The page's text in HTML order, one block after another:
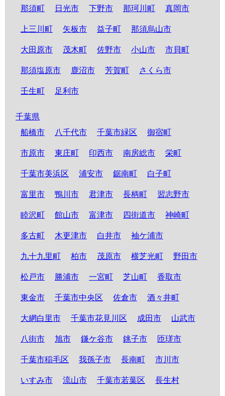
那須町 日光市 下野市 那珂川町 真岡市
上三川町 矢板市 益子町 那須烏山市
大田原市 茂木町 佐野市 小山市 市貝町
那須塩原市 鹿沼市 芳賀町 さくら市
壬生町 足利市
千葉県
船橋市
八千代市 千葉市緑区 御宿町
市原市 東庄町 印西市 南房総市 栄町
千葉市美浜区 浦安市 鋸南町 白子町
富里市 鴨川市 君津市 長柄町 習志野市
睦沢町 館山市 富津市 四街道市 神崎町
多古町 木更津市 白井市 袖ケ浦市
九十九里町 柏市 茂原市 横芝光町 野田市
松戸市 勝浦市 一宮町 芝山町 香取市
東金市 千葉市中央区 佐倉市 酒々井町
大網白里市 千葉市花見川区 成田市 山武市
八街市 旭市 鎌ケ谷市 銚子市 匝瑳市
千葉市稲毛区 我孫子市 長南町 市川市
いすみ市 流山市 千葉市若葉区 長生村